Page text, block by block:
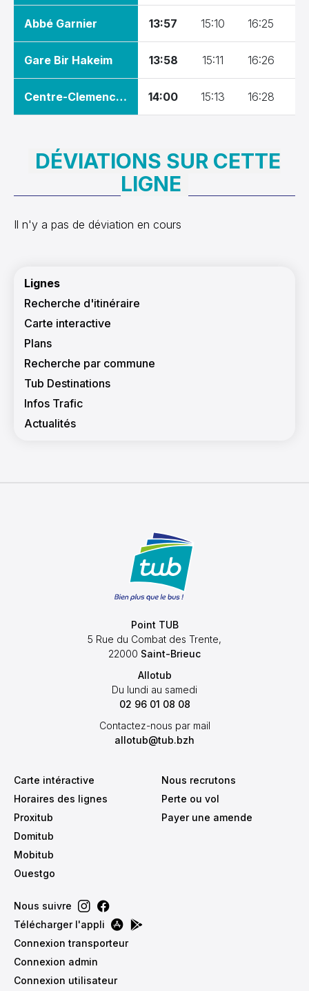
Navigation principale
Lignes
Recherche d'itinéraire
Carte interactive
Plans
Recherche par commune
Tub Destinations
Infos Trafic
Actualités
Abbé Garnier 13:57 15:10 16:25
Gare Bir Hakeim 13:58 15:11 16:26
Centre-Clemenceau 14:00 15:13 16:28
DÉVIATIONS SUR CETTE
LIGNE
Il n'y a pas de déviation en cours
Point TUB
5 Rue du Combat des Trente,
22000 Saint-Brieuc
Allotub
Du lundi au samedi
02 96 01 08 08
Contactez-nous par mail
allotub@tub.bzh
Carte intéractive
Horaires des lignes
Proxitub
Domitub
Mobitub
Ouestgo
Nous recrutons
Perte ou vol
Payer une amende
Nous suivre
Télécharger l'appli
Connexion transporteur
Connexion admin
Connexion utilisateur